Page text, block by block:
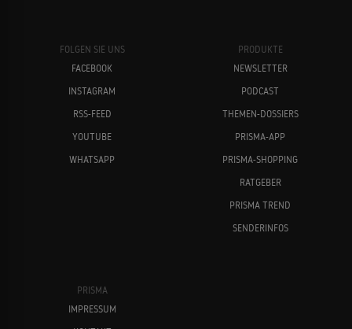
FOLGEN SIE UNS
FACEBOOK
INSTAGRAM
RSS-FEED
YOUTUBE
WHATSAPP
PRODUKTE
NEWSLETTER
PODCAST
THEMEN-DOSSIERS
PRISMA-APP
PRISMA-SHOPPING
RATGEBER
PRISMA TREND
SENDERINFOS
PRISMA
IMPRESSUM